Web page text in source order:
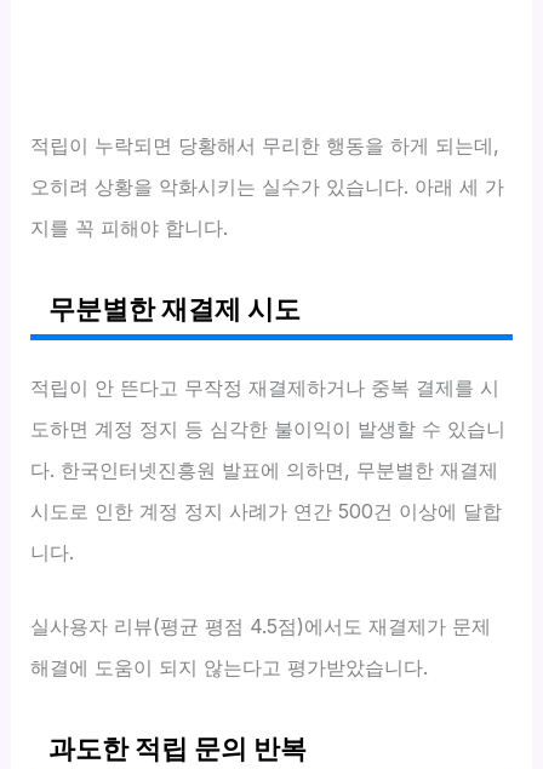
적립이 누락되면 당황해서 무리한 행동을 하게 되는데,
오히려 상황을 악화시키는 실수가 있습니다. 아래 세 가
지를 꼭 피해야 합니다.
무분별한 재결제 시도
적립이 안 뜬다고 무작정 재결제하거나 중복 결제를 시
도하면 계정 정지 등 심각한 불이익이 발생할 수 있습니
다. 한국인터넷진흥원 발표에 의하면, 무분별한 재결제
시도로 인한 계정 정지 사례가 연간 500건 이상에 달합
니다.
실사용자 리뷰(평균 평점 4.5점)에서도 재결제가 문제
해결에 도움이 되지 않는다고 평가받았습니다.
과도한 적립 문의 반복